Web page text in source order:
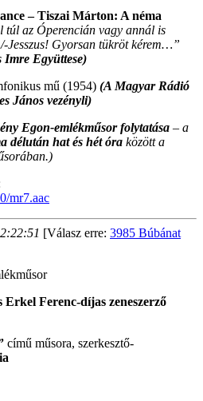
– Tiszai Márton: A néma
túl az Óperencián vagy annál is
Jesszus! Gyorsan tükröt kérem…”
Együttese)
mű (1954) (A Magyar Rádió
János vezényli)
Egon-emlékműsor folytatása – a
délután hat és hét óra között a
mr7.aac
[Válasz erre: 3985 Búbánat
Ferenc-díjas zeneszerző
című műsora, szerkesztő-